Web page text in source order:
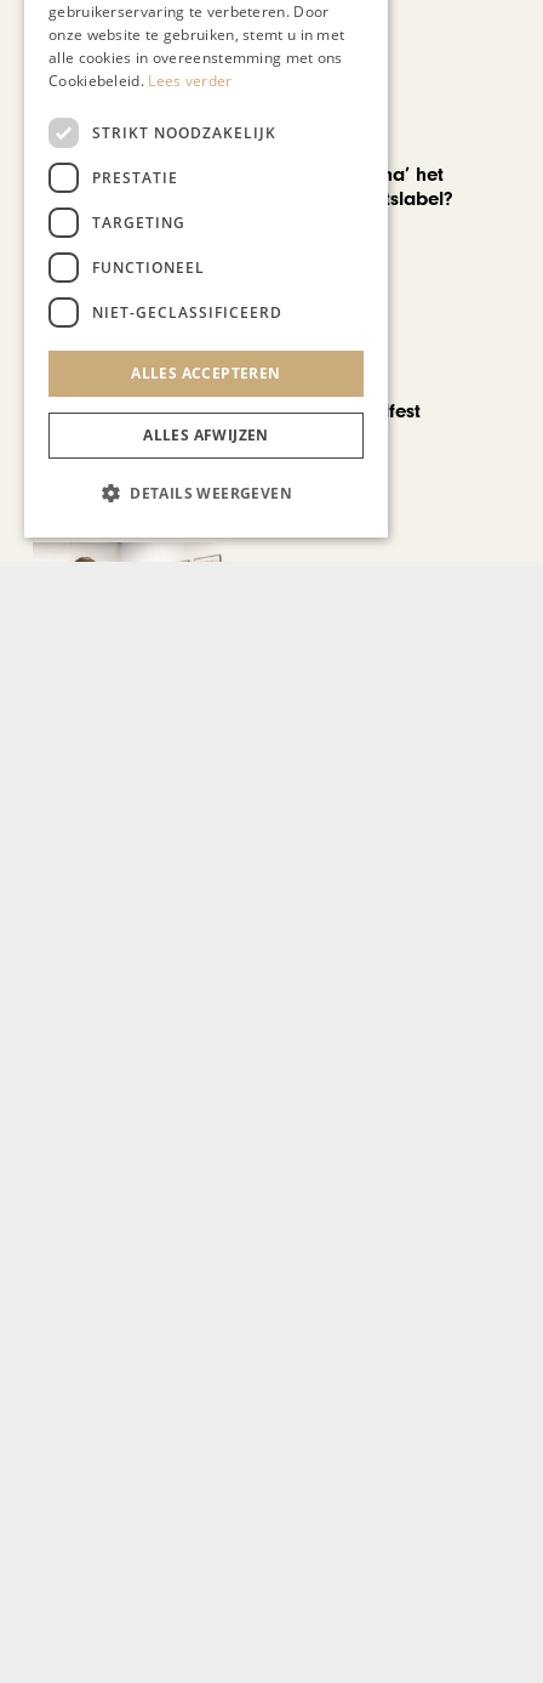
Recent nieuws
AUTOMOTIVE
Is ‘Made in China’ het
nieuwe kwaliteitslabel?
CHAPEAU TV
Noorbeek Foodfest
gebruikerservaring te verbeteren. Door
onze website te gebruiken, stemt u in met
alle cookies in overeenstemming met ons
Cookiebeleid. Lees verder
STRIKT NOODZAKELIJK
PRESTATIE
TARGETING
FUNCTIONEEL
NIET-GECLASSIFICEERD
ALLES ACCEPTEREN
ALLES AFWIJZEN
DETAILS WEERGEVEN